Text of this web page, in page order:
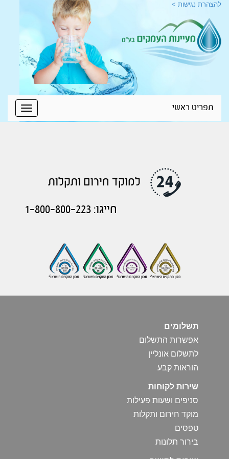
להצהרת נגישות >
Toggle
תפריט ראשי
למוקד חירום ותקלות
חייגו: 1-800-800-223
תשלומים
אפשרות התשלום
לתשלום אונליין
הוראות קבע
שירות לקוחות
סניפים ושעות פעילות
מוקד חירום ותקלות
טפסים
בירור תלונות